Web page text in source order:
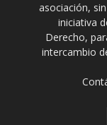
asociación,
iniciativa
Derecho,
intercambio